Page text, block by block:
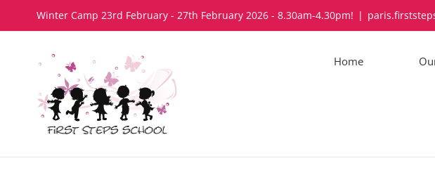
to
Winter Camp 23rd February - 27th February 2026 - 8.30am-4.30pm! |
Home